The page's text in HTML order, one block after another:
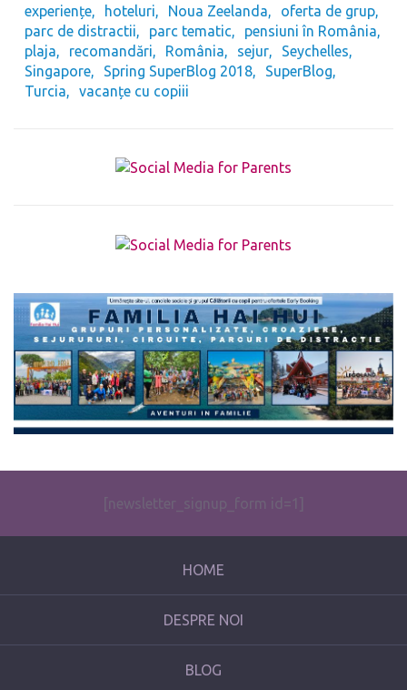
experiențe
hoteluri Noua Zeelanda
oferta de grup
parc de distractii
parc tematic
pensiuni în România
plaja
recomandări România sejur
Seychelles
Singapore
Spring SuperBlog 2018
SuperBlog
Turcia
vacanțe cu copiii
The form you have selected does not exist.
[newsletter_signup_form id=1]
HOME
DESPRE NOI
BLOG